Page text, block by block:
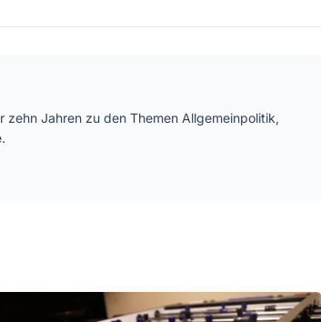
Jahren zu den Themen Allgemeinpolitik,